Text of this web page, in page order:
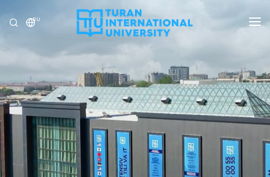
RU
УНИВЕРСИТЕТ
ПРОГРАММЫ
ПРИЁМ
ИССЛЕДОВАНИЕ
МЕЖДУНАРОДНЫЕ ОТНОШЕНИЯ